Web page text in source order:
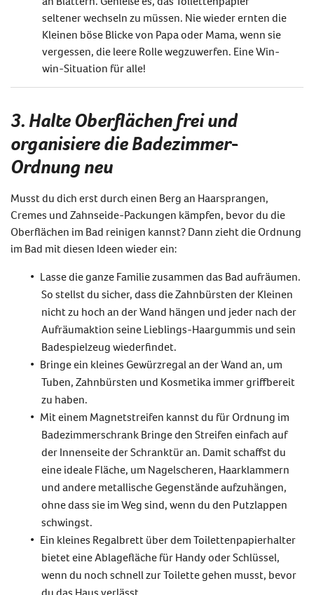
seltener wechseln zu müssen. Nie wieder ernten die
Kleinen böse Blicke von Papa oder Mama, wenn sie
vergessen, die leere Rolle wegzuwerfen. Eine Win-
win-Situation für alle!
3. Halte Oberflächen frei und
organisiere die Badezimmer-
Ordnung neu
Musst du dich erst durch einen Berg an Haarsprangen,
Cremes und Zahnseide-Packungen kämpfen, bevor du die
Oberflächen im Bad reinigen kannst? Dann zieht die Ordnung
im Bad mit diesen Ideen wieder ein:
Lasse die ganze Familie zusammen das Bad aufräumen.
So stellst du sicher, dass die Zahnbürsten der Kleinen
nicht zu hoch an der Wand hängen und jeder nach der
Aufräumaktion seine Lieblings-Haargummis und sein
Badespielzeug wiederfindet.
Bringe ein kleines Gewürzregal an der Wand an, um
Tuben, Zahnbürsten und Kosmetika immer griffbereit
zu haben.
Mit einem Magnetstreifen kannst du für Ordnung im
Badezimmerschrank Bringe den Streifen einfach auf
der Innenseite der Schranktür an. Damit schaffst du
eine ideale Fläche, um Nagelscheren, Haarklammern
und andere metallische Gegenstände aufzuhängen,
ohne dass sie im Weg sind, wenn du den Putzlappen
schwingst.
Ein kleines Regalbrett über dem Toilettenpapierhalter
bietet eine Ablagefläche für Handy oder Schlüssel,
wenn du noch schnell zur Toilette gehen musst, bevor
du das Haus verlässt.